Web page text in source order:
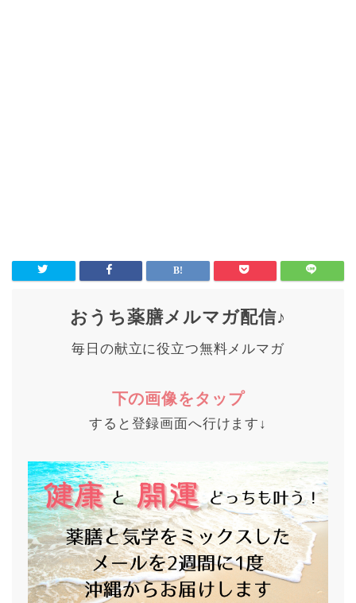
おうち薬膳メルマガ配信♪
毎日の献立に役立つ無料メルマガ
下の画像をタップ
すると登録画面へ行けます↓